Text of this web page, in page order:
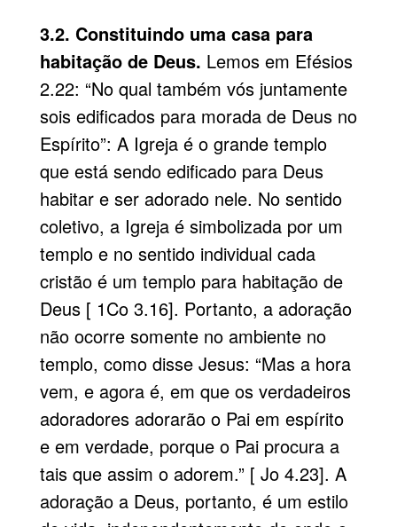
3.2. Constituindo uma casa para
habitação de Deus. Lemos em Efésios
2.22: “No qual também vós juntamente
sois edificados para morada de Deus no
Espírito”: A Igreja é o grande templo
que está sendo edificado para Deus
habitar e ser adorado nele. No sentido
coletivo, a Igreja é simbolizada por um
templo e no sentido individual cada
cristão é um templo para habitação de
Deus [ 1Co 3.16]. Portanto, a adoração
não ocorre somente no ambiente no
templo, como disse Jesus: “Mas a hora
vem, e agora é, em que os verdadeiros
adoradores adorarão o Pai em espírito
e em verdade, porque o Pai procura a
tais que assim o adorem.” [ Jo 4.23]. A
adoração a Deus, portanto, é um estilo